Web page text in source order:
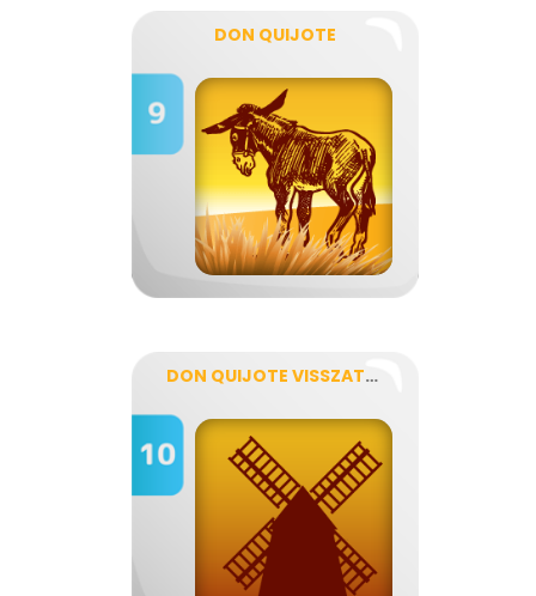
DON QUIJOTE
DON QUIJOTE VISSZATEKINTÉSE